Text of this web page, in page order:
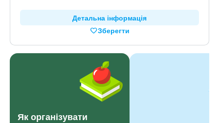
Детальна інформація
Зберегти
Як організувати